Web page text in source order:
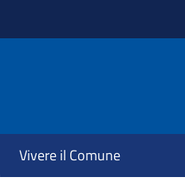
Vivere il Comune